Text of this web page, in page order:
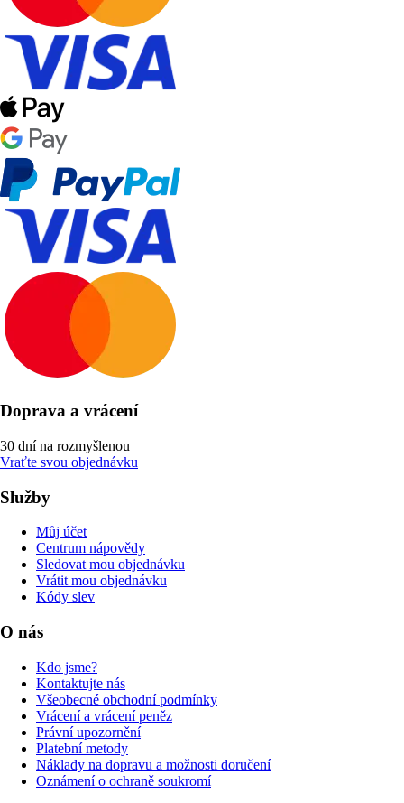
Doprava a vrácení
30 dní na rozmyšlenou
Vraťte svou objednávku
Služby
Můj účet
Centrum nápovědy
Sledovat mou objednávku
Vrátit mou objednávku
Kódy slev
O nás
Kdo jsme?
Kontaktujte nás
Všeobecné obchodní podmínky
Vrácení a vrácení peněz
Právní upozornění
Platební metody
Náklady na dopravu a možnosti doručení
Oznámení o ochraně soukromí